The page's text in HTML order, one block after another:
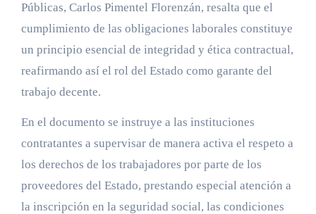
Públicas, Carlos Pimentel Florenzán, resalta que el
cumplimiento de las obligaciones laborales constituye
un principio esencial de integridad y ética contractual,
reafirmando así el rol del Estado como garante del
trabajo decente.
En el documento se instruye a las instituciones
contratantes a supervisar de manera activa el respeto a
los derechos de los trabajadores por parte de los
proveedores del Estado, prestando especial atención a
la inscripción en la seguridad social, las condiciones